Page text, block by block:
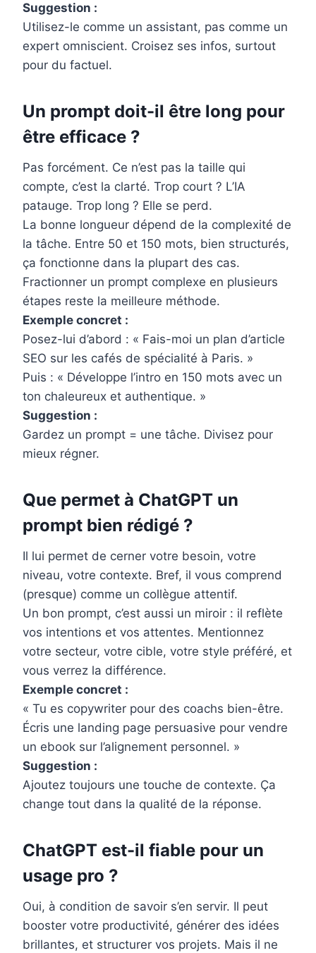
Suggestion :
Utilisez-le comme un assistant, pas comme un
expert omniscient. Croisez ses infos, surtout
pour du factuel.
Un prompt doit-il être long pour
être efficace ?
Pas forcément. Ce n’est pas la taille qui
compte, c’est la clarté. Trop court ? L’IA
patauge. Trop long ? Elle se perd.
La bonne longueur dépend de la complexité de
la tâche. Entre 50 et 150 mots, bien structurés,
ça fonctionne dans la plupart des cas.
Fractionner un prompt complexe en plusieurs
étapes reste la meilleure méthode.
Exemple concret :
Posez-lui d’abord : « Fais-moi un plan d’article
SEO sur les cafés de spécialité à Paris. »
Puis : « Développe l’intro en 150 mots avec un
ton chaleureux et authentique. »
Suggestion :
Gardez un prompt = une tâche. Divisez pour
mieux régner.
Que permet à ChatGPT un
prompt bien rédigé ?
Il lui permet de cerner votre besoin, votre
niveau, votre contexte. Bref, il vous comprend
(presque) comme un collègue attentif.
Un bon prompt, c’est aussi un miroir : il reflète
vos intentions et vos attentes. Mentionnez
votre secteur, votre cible, votre style préféré, et
vous verrez la différence.
Exemple concret :
« Tu es copywriter pour des coachs bien-être.
Écris une landing page persuasive pour vendre
un ebook sur l’alignement personnel. »
Suggestion :
Ajoutez toujours une touche de contexte. Ça
change tout dans la qualité de la réponse.
ChatGPT est-il fiable pour un
usage pro ?
Oui, à condition de savoir s’en servir. Il peut
booster votre productivité, générer des idées
brillantes, et structurer vos projets. Mais il ne